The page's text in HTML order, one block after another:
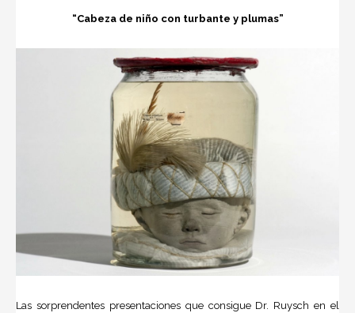
“Cabeza de niño con turbante y plumas”
Las sorprendentes presentaciones que consigue Dr. Ruysch en el